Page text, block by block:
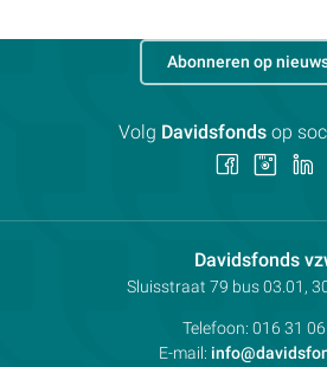
Davidsfonds
Adres:
Sluisstraat 79 bus 03.01,
Telefoon: 016 31
E-mail:
Abonneren op
Volg Davidsfondsop
Volg Volg